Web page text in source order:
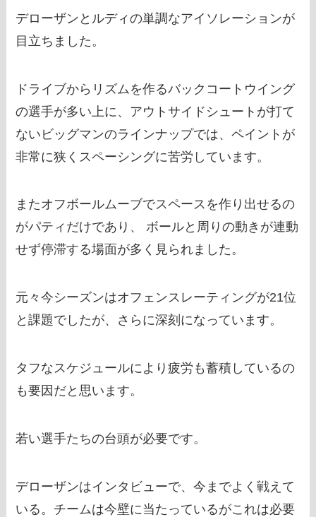
デローザンとルディの単調なアイソレーションが
目立ちました。
ドライブからリズムを作るバックコートウイング
の選手が多い上に、アウトサイドシュートが打て
ないビッグマンのラインナップでは、ペイントが
非常に狭くスペーシングに苦労しています。
またオフボールムーブでスペースを作り出せるの
がパティだけであり、 ボールと周りの動きが連動
せず停滞する場面が多く見られました。
元々今シーズンはオフェンスレーティングが21位
と課題でしたが、さらに深刻になっています。
タフなスケジュールにより疲労も蓄積しているの
も要因だと思います。
若い選手たちの台頭が必要です。
デローザンはインタビューで、今までよく戦えて
いる。チームは今壁に当たっているがこれは必要